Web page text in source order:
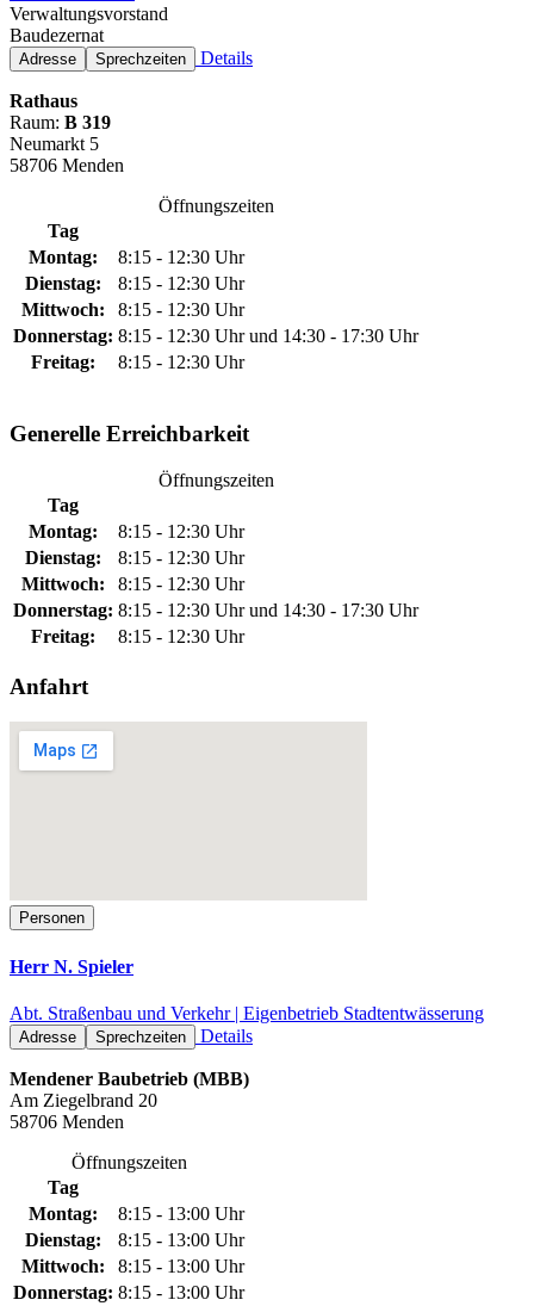
Verwaltungsvorstand
Baudezernat
Adresse Sprechzeiten Details
Rathaus
Raum: B 319
Neumarkt 5
58706 Menden
Öffnungszeiten
Tag
Montag:
8:15 - 12:30 Uhr
Dienstag:
8:15 - 12:30 Uhr
Mittwoch:
8:15 - 12:30 Uhr
Donnerstag: 8:15 - 12:30 Uhr und 14:30 - 17:30 Uhr
Freitag:
8:15 - 12:30 Uhr
Generelle Erreichbarkeit
Öffnungszeiten
Tag
Montag:
8:15 - 12:30 Uhr
Dienstag:
8:15 - 12:30 Uhr
Mittwoch:
8:15 - 12:30 Uhr
Donnerstag: 8:15 - 12:30 Uhr und 14:30 - 17:30 Uhr
Freitag:
8:15 - 12:30 Uhr
Anfahrt
Personen
Herr N. Spieler
Abt. Straßenbau und Verkehr | Eigenbetrieb Stadtentwässerung
Adresse Sprechzeiten Details
Mendener Baubetrieb (MBB)
Am Ziegelbrand 20
58706 Menden
Öffnungszeiten
Tag
Montag:
8:15 - 13:00 Uhr
Dienstag:
8:15 - 13:00 Uhr
Mittwoch:
8:15 - 13:00 Uhr
Donnerstag: 8:15 - 13:00 Uhr